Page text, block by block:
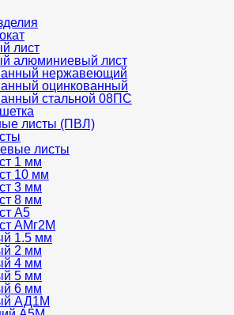
лист
алюминиевый лист
нержавеющий
оцинкованный
стальной 08ПС
листы (ПВЛ)
листы
1 мм
10 мм
3 мм
8 мм
А5
АМг2М
1.5 мм
2 мм
4 мм
5 мм
6 мм
АД1М